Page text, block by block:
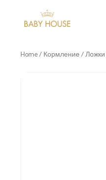
Home/Кормление/Ложки